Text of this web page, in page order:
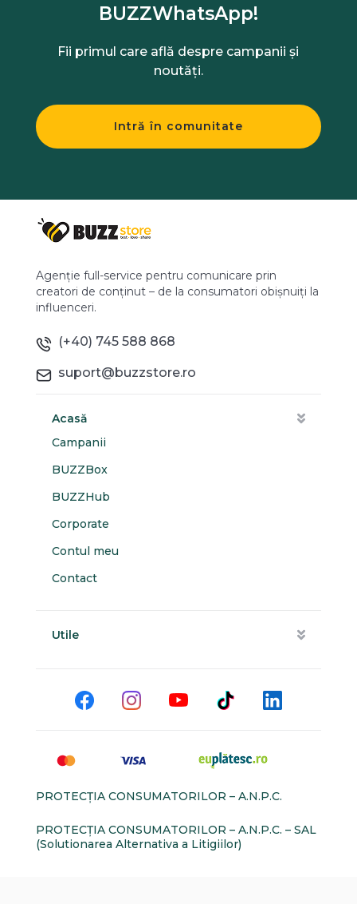
BUZZWhatsApp!
Fii primul care află despre campanii și
noutăți.
Intră în comunitate
Agenție full-service pentru comunicare prin
creatori de conținut – de la consumatori obișnuiți la
influenceri.
(+40) 745 588 868
suport@buzzstore.ro
Acasă
Campanii
BUZZBox
BUZZHub
Corporate
Contul meu
Contact
Utile
PROTECŢIA CONSUMATORILOR – A.N.P.C.
PROTECŢIA CONSUMATORILOR – A.N.P.C. – SAL
(Solutionarea Alternativa a Litigiilor)